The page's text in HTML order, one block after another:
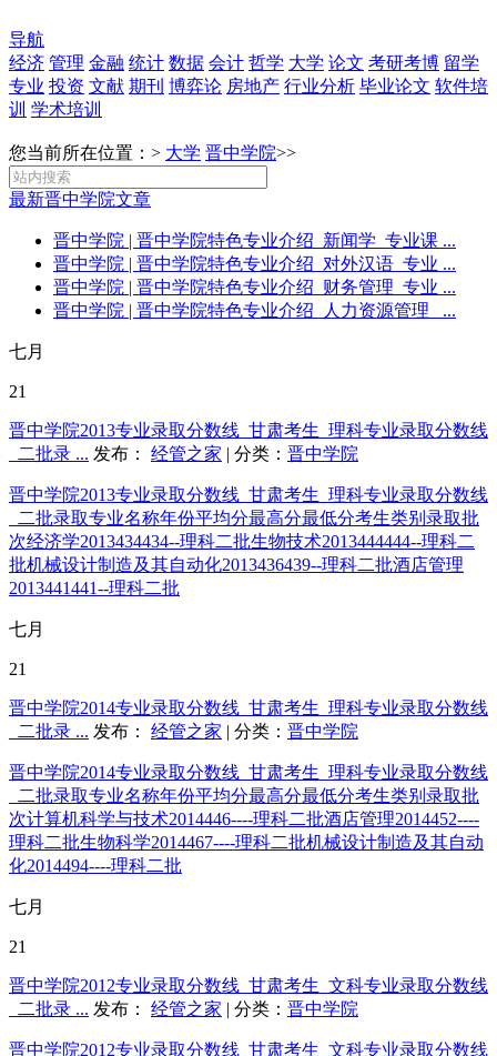
导航
经济 管理 金融 统计 数据 会计 哲学 大学 论文 考研考博 留学
专业 投资 文献 期刊 博弈论 房地产 行业分析 毕业论文 软件培
训 学术培训
您当前所在位置：> 大学 晋中学院>>
最新晋中学院文章
晋中学院 | 晋中学院特色专业介绍_新闻学_专业课 ...
晋中学院 | 晋中学院特色专业介绍_对外汉语_专业 ...
晋中学院 | 晋中学院特色专业介绍_财务管理_专业 ...
晋中学院 | 晋中学院特色专业介绍_人力资源管理_ ...
七月
21
晋中学院2013专业录取分数线_甘肃考生_理科专业录取分数线
_二批录 ... 发布： 经管之家 | 分类： 晋中学院
晋中学院2013专业录取分数线_甘肃考生_理科专业录取分数线
_二批录取专业名称年份平均分最高分最低分考生类别录取批
次经济学2013434434--理科二批生物技术2013444444--理科二
批机械设计制造及其自动化2013436439--理科二批酒店管理
2013441441--理科二批
七月
21
晋中学院2014专业录取分数线_甘肃考生_理科专业录取分数线
_二批录 ... 发布： 经管之家 | 分类： 晋中学院
晋中学院2014专业录取分数线_甘肃考生_理科专业录取分数线
_二批录取专业名称年份平均分最高分最低分考生类别录取批
次计算机科学与技术2014446----理科二批酒店管理2014452----
理科二批生物科学2014467----理科二批机械设计制造及其自动
化2014494----理科二批
七月
21
晋中学院2012专业录取分数线_甘肃考生_文科专业录取分数线
_二批录 ... 发布： 经管之家 | 分类： 晋中学院
晋中学院2012专业录取分数线_甘肃考生_文科专业录取分数线